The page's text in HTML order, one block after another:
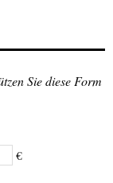
Sie diese Form
€